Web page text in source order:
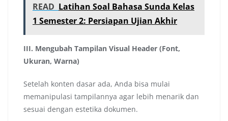
READ Latihan Soal Bahasa Sunda Kelas
1 Semester 2: Persiapan Ujian Akhir
III. Mengubah Tampilan Visual Header (Font,
Ukuran, Warna)
Setelah konten dasar ada, Anda bisa mulai
memanipulasi tampilannya agar lebih menarik dan
sesuai dengan estetika dokumen.